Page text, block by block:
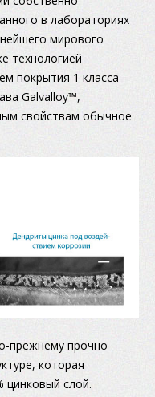
в лабораториях
мирового
технологией
покрытия 1 класса
Galvalloy™,
свойствам обычное
прежнему прочно
которая
цинковый слой.